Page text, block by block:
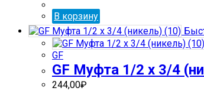
В корзину
GF
GF Муфта 1/2 х 3/4
244,00₽